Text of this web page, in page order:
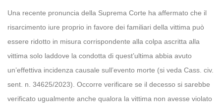
Una recente pronuncia della Suprema Corte ha affermato che il
risarcimento iure proprio in favore dei familiari della vittima può
essere ridotto in misura corrispondente alla colpa ascritta alla
vittima solo laddove la condotta di quest’ultima abbia avuto
un’effettiva incidenza causale sull’evento morte (si veda Cass. civ.
sent. n. 34625/2023). Occorre verificare se il decesso si sarebbe
verificato ugualmente anche qualora la vittima non avesse violato